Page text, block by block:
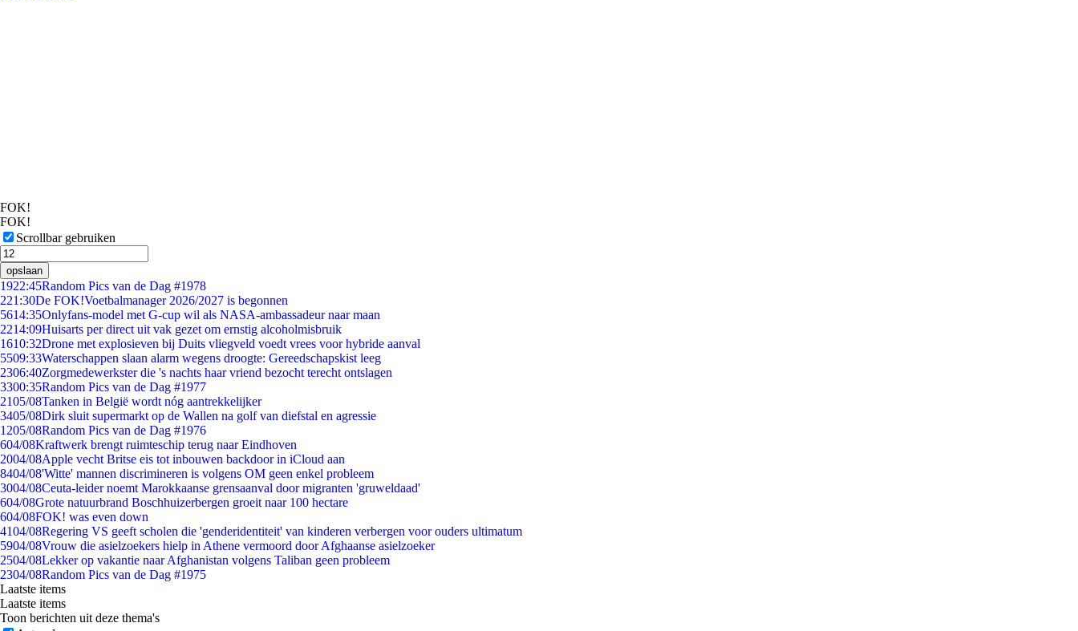
FOK!
FOK!
Scrollbar gebruiken
opslaan
1922:45Random Pics van de Dag #1978
221:30De FOK!Voetbalmanager 2026/2027 is begonnen
5614:35Onlyfans-model met G-cup wil als NASA-ambassadeur naar maan
2214:09Huisarts per direct uit vak gezet om ernstig alcoholmisbruik
1610:32Drone met explosieven bij Duits vliegveld voedt vrees voor hybride aanval
5509:33Waterschappen slaan alarm wegens droogte: Gereedschapskist leeg
2306:40Zorgmedewerkster die 's nachts haar vriend bezocht terecht ontslagen
3300:35Random Pics van de Dag #1977
2105/08Tanken in België wordt nóg aantrekkelijker
3405/08Dirk sluit supermarkt op de Wallen na golf van diefstal en agressie
1205/08Random Pics van de Dag #1976
604/08Kraftwerk brengt ruimteschip terug naar Eindhoven
2004/08Apple vecht Britse eis tot inbouwen backdoor in iCloud aan
8404/08'Witte' mannen discrimineren is volgens OM geen enkel probleem
3004/08Ceuta-leider noemt Marokkaanse grensaanval door migranten 'gruweldaad'
604/08Grote natuurbrand Boschhuizerbergen groeit naar 100 hectare
604/08FOK! was even down
4104/08Regering VS geeft scholen die 'genderidentiteit' van kinderen verbergen voor ouders ultimatum
5904/08Vrouw die asielzoekers hielp in Athene vermoord door Afghaanse asielzoeker
2504/08Lekker op vakantie naar Afghanistan volgens Taliban geen probleem
2304/08Random Pics van de Dag #1975
Laatste items
Laatste items
Toon berichten uit deze thema's